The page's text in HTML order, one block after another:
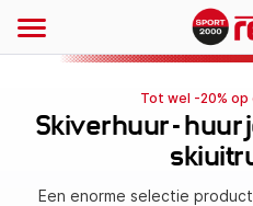
Tot wel -20% op
Skiverhuur - huur
Een enorme selectie